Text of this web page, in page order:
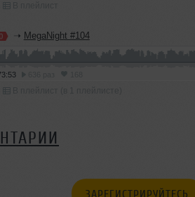
➝ MegaNight #104
ЗАРЕГИСТРИРУЙТЕСЬ